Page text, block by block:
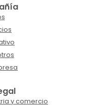
y comercio